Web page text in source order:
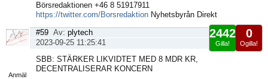
Börsredaktionen +46 8 51917911
https://twitter.com/Borsredaktion Nyhetsbyrån Direkt
Anmäl
0
Ogilla!
2442
Gilla!
#59 Av: plytech
2023-09-25 11:25:41
SBB: STÄRKER LIKVIDTET MED 8 MDR KR,
DECENTRALISERAR KONCERN